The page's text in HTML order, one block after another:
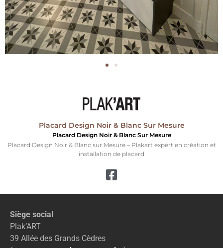
Placard Design Noir & Blanc Sur Mesure
Placard Design Noir & Blanc Sur Mesure
Placard Design Noir & Blanc sur Mesure – Plakart expert en création et
installation de placard
Siège social
Plak’ART
39 Allée des Grands Cèdres